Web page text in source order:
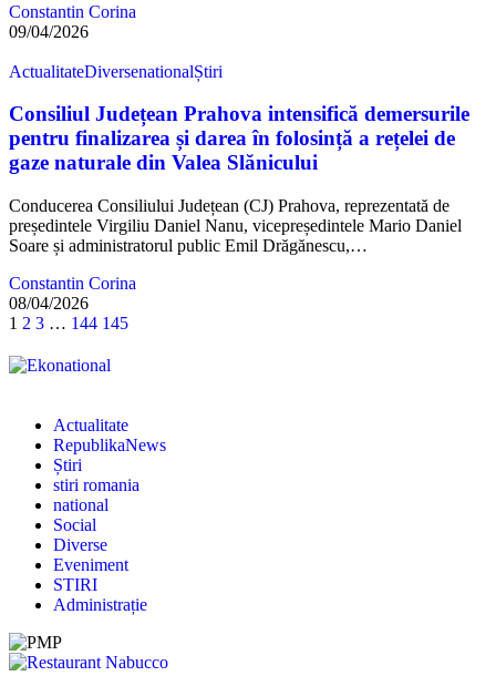
Constantin Corina
09/04/2026
ActualitateDiversenationalȘtiri
Consiliul Județean Prahova intensifică demersurile
pentru finalizarea și darea în folosință a rețelei de
gaze naturale din Valea Slănicului
Conducerea Consiliului Județean (CJ) Prahova, reprezentată de
președintele Virgiliu Daniel Nanu, vicepreședintele Mario Daniel
Soare și administratorul public Emil Drăgănescu,…
Constantin Corina
08/04/2026
1 2 3 … 144 145
Actualitate
RepublikaNews
Știri
stiri romania
national
Social
Diverse
Eveniment
STIRI
Administrație